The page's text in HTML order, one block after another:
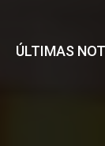
ÚLTIMAS